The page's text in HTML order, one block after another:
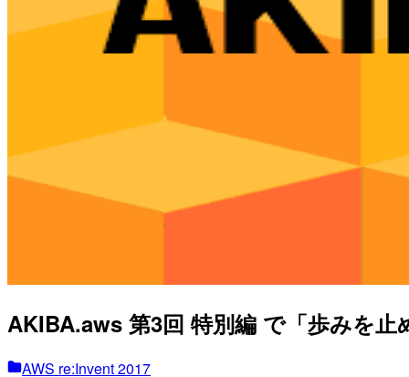
AKIBA.aws 第3回 特別編 で「歩みを
AWS re:Invent 2017